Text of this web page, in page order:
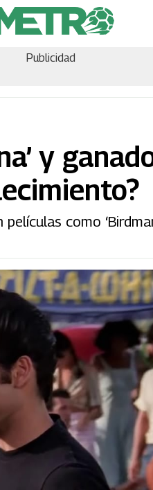
Publicidad
y
como